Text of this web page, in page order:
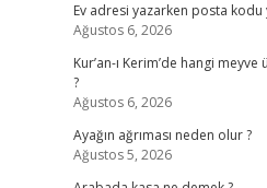
Ev adresi yazarken posta kodu
Ağustos 6, 2026
Kur’an-ı Kerim’de hangi
?
Ağustos 6, 2026
Ayağın ağrıması neden olur ?
Ağustos 5, 2026